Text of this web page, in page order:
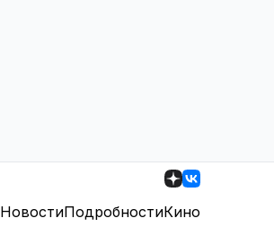
НовостиПодробностиКино